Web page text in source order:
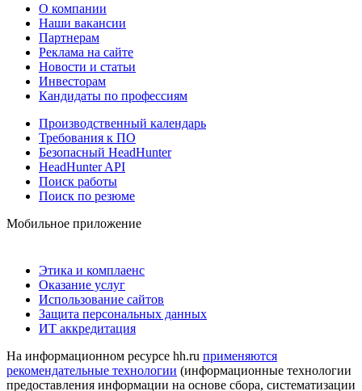
О компании
Наши вакансии
Партнерам
Реклама на сайте
Новости и статьи
Инвесторам
Кандидаты по профессиям
Производственный календарь
Требования к ПО
Безопасный HeadHunter
HeadHunter API
Поиск работы
Поиск по резюме
Мобильное приложение
Этика и комплаенс
Оказание услуг
Использование сайтов
Защита персональных данных
ИТ аккредитация
На информационном ресурсе hh.ru применяются
рекомендательные технологии (информационные технологии
предоставления информации на основе сбора, систематизации